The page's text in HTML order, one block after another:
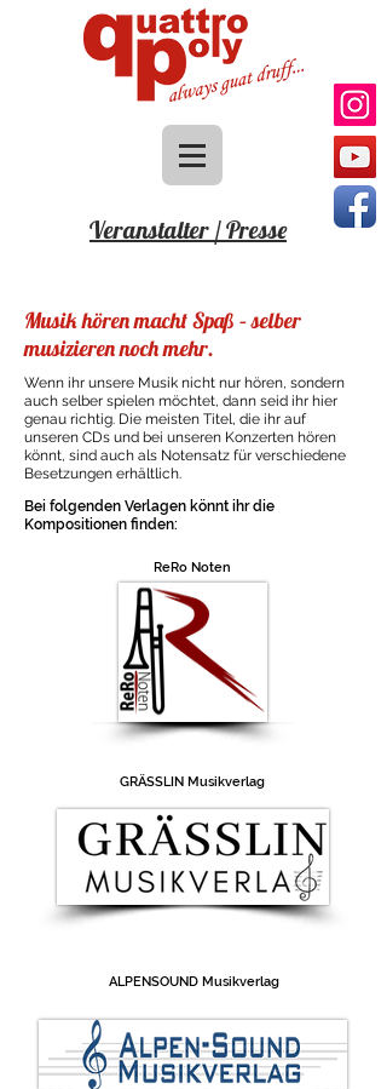
Veranstalter / Presse
Musik hören macht Spaß – selber
musizieren noch mehr.
Wenn ihr unsere Musik nicht nur hören, sondern
auch selber spielen möchtet, dann seid ihr hier
genau richtig. Die meisten Titel, die ihr auf
unseren CDs und bei unseren Konzerten hören
könnt, sind auch als Notensatz für verschiedene
Besetzungen erhältlich.
Bei folgenden Verlagen könnt ihr die
Kompositionen finden:
ReRo Noten
GRÄSSLIN Musikverlag
ALPENSOUND Musikverlag